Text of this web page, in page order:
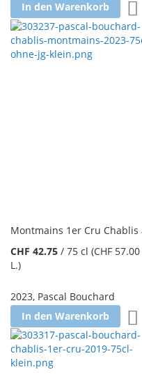
In den Warenkorb
Montmains 1er Cru Chablis
CHF 42.75 / 75 cl (CHF 57.00
L.)
2023, Pascal Bouchard
In den Warenkorb